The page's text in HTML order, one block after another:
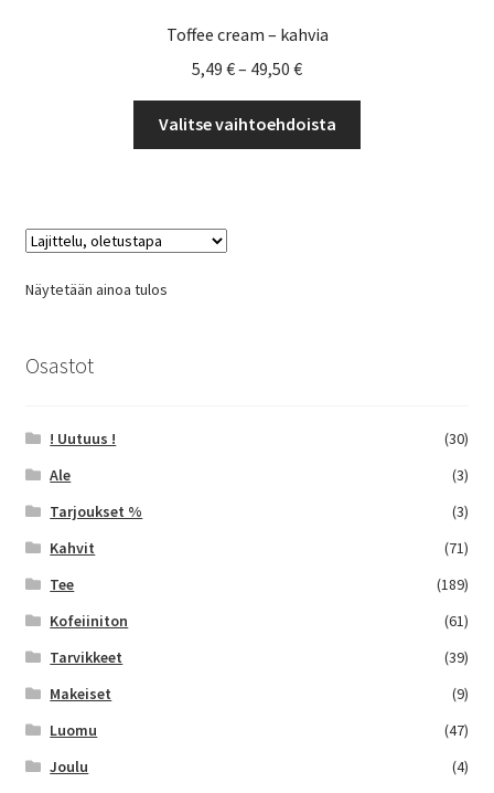
Toffee cream – kahvia
5,49 €– 49,50 €Hintaluokka:
-
49,50 €
Valitse vaihtoehdoista
Näytetään ainoa tulos
Osastot
! Uutuus !
(30)
Ale
(3)
Tarjoukset %
(3)
Kahvit
(71)
Tee
(189)
Kofeiiniton
(61)
Tarvikkeet
(39)
Makeiset
(9)
Luomu
(47)
Joulu
(4)